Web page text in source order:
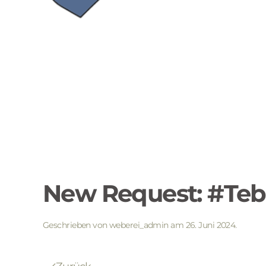
New Request:
Geschrieben vonweberei_admin am 26. Juni 2024.